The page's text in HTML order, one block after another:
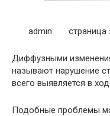
admin страница
Диффузными
называют нарушение
всего выявляется в
Подобные проблемы